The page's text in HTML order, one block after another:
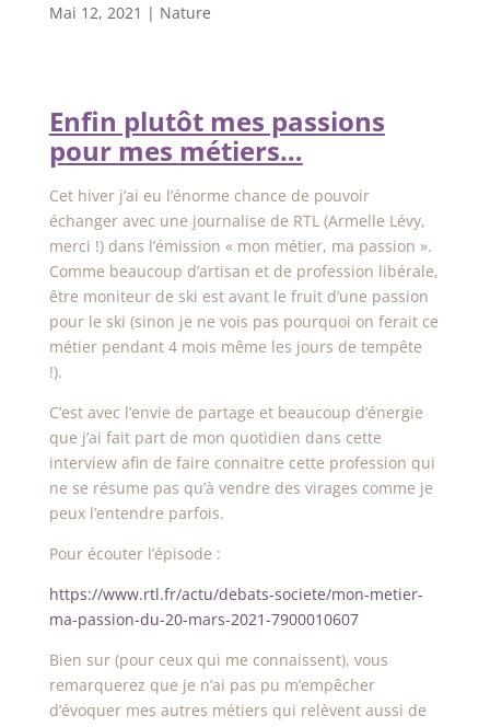
Mai 12, 2021 | Nature
Enfin plutôt mes passions
pour mes métiers…
Cet hiver j’ai eu l’énorme chance de pouvoir
échanger avec une journalise de RTL (Armelle Lévy,
merci !) dans l’émission « mon métier, ma passion ».
Comme beaucoup d’artisan et de profession libérale,
être moniteur de ski est avant le fruit d’une passion
pour le ski (sinon je ne vois pas pourquoi on ferait ce
métier pendant 4 mois même les jours de tempête
!).
C’est avec l’envie de partage et beaucoup d’énergie
que j’ai fait part de mon quotidien dans cette
interview afin de faire connaitre cette profession qui
ne se résume pas qu’à vendre des virages comme je
peux l’entendre parfois.
Pour écouter l’épisode :
https://www.rtl.fr/actu/debats-societe/mon-metier-
ma-passion-du-20-mars-2021-7900010607
Bien sur (pour ceux qui me connaissent), vous
remarquerez que je n’ai pas pu m’empêcher
d’évoquer mes autres métiers qui relèvent aussi de